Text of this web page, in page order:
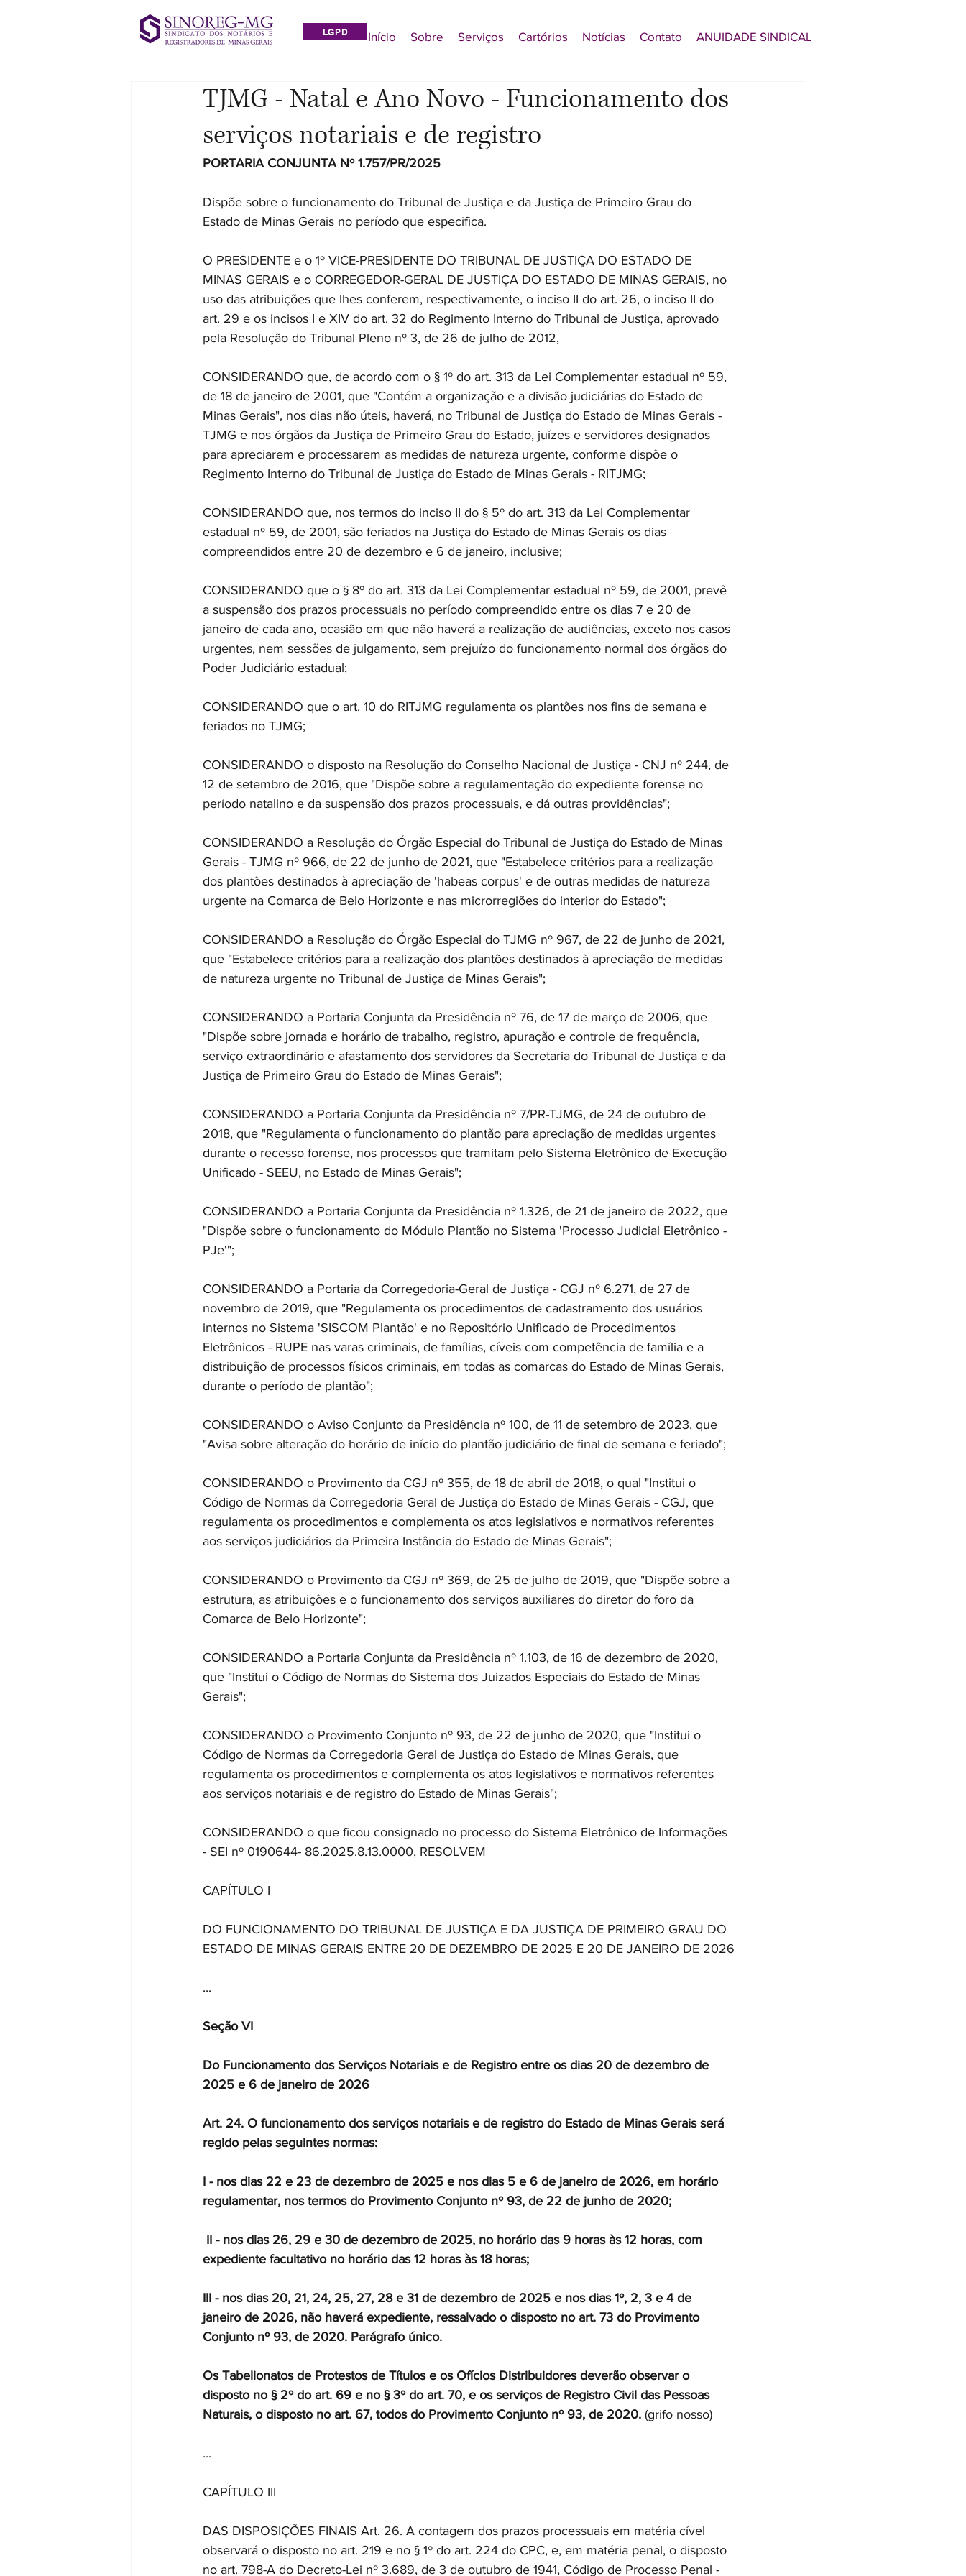
Início Sobre Serviços Cartórios Notícias Contato ANUIDADE SINDICAL
LGPD
TJMG - Natal e Ano Novo - Funcionamento dos
serviços notariais e de registro
PORTARIA CONJUNTA Nº 1.757/PR/2025
Dispõe sobre o funcionamento do Tribunal de Justiça e da Justiça de Primeiro Grau do
Estado de Minas Gerais no período que especifica.
O PRESIDENTE e o 1º VICE-PRESIDENTE DO TRIBUNAL DE JUSTIÇA DO ESTADO DE
MINAS GERAIS e o CORREGEDOR-GERAL DE JUSTIÇA DO ESTADO DE MINAS GERAIS, no
uso das atribuições que lhes conferem, respectivamente, o inciso II do art. 26, o inciso II do
art. 29 e os incisos I e XIV do art. 32 do Regimento Interno do Tribunal de Justiça, aprovado
pela Resolução do Tribunal Pleno nº 3, de 26 de julho de 2012,
CONSIDERANDO que, de acordo com o § 1º do art. 313 da Lei Complementar estadual nº 59,
de 18 de janeiro de 2001, que "Contém a organização e a divisão judiciárias do Estado de
Minas Gerais", nos dias não úteis, haverá, no Tribunal de Justiça do Estado de Minas Gerais -
TJMG e nos órgãos da Justiça de Primeiro Grau do Estado, juízes e servidores designados
para apreciarem e processarem as medidas de natureza urgente, conforme dispõe o
Regimento Interno do Tribunal de Justiça do Estado de Minas Gerais - RITJMG;
CONSIDERANDO que, nos termos do inciso II do § 5º do art. 313 da Lei Complementar
estadual nº 59, de 2001, são feriados na Justiça do Estado de Minas Gerais os dias
compreendidos entre 20 de dezembro e 6 de janeiro, inclusive;
CONSIDERANDO que o § 8º do art. 313 da Lei Complementar estadual nº 59, de 2001, prevê
a suspensão dos prazos processuais no período compreendido entre os dias 7 e 20 de
janeiro de cada ano, ocasião em que não haverá a realização de audiências, exceto nos casos
urgentes, nem sessões de julgamento, sem prejuízo do funcionamento normal dos órgãos do
Poder Judiciário estadual;
CONSIDERANDO que o art. 10 do RITJMG regulamenta os plantões nos fins de semana e
feriados no TJMG;
CONSIDERANDO o disposto na Resolução do Conselho Nacional de Justiça - CNJ nº 244, de
12 de setembro de 2016, que "Dispõe sobre a regulamentação do expediente forense no
período natalino e da suspensão dos prazos processuais, e dá outras providências";
CONSIDERANDO a Resolução do Órgão Especial do Tribunal de Justiça do Estado de Minas
Gerais - TJMG nº 966, de 22 de junho de 2021, que "Estabelece critérios para a realização
dos plantões destinados à apreciação de 'habeas corpus' e de outras medidas de natureza
urgente na Comarca de Belo Horizonte e nas microrregiões do interior do Estado";
CONSIDERANDO a Resolução do Órgão Especial do TJMG nº 967, de 22 de junho de 2021,
que "Estabelece critérios para a realização dos plantões destinados à apreciação de medidas
de natureza urgente no Tribunal de Justiça de Minas Gerais";
CONSIDERANDO a Portaria Conjunta da Presidência nº 76, de 17 de março de 2006, que
"Dispõe sobre jornada e horário de trabalho, registro, apuração e controle de frequência,
serviço extraordinário e afastamento dos servidores da Secretaria do Tribunal de Justiça e da
Justiça de Primeiro Grau do Estado de Minas Gerais";
CONSIDERANDO a Portaria Conjunta da Presidência nº 7/PR-TJMG, de 24 de outubro de
2018, que "Regulamenta o funcionamento do plantão para apreciação de medidas urgentes
durante o recesso forense, nos processos que tramitam pelo Sistema Eletrônico de Execução
Unificado - SEEU, no Estado de Minas Gerais";
CONSIDERANDO a Portaria Conjunta da Presidência nº 1.326, de 21 de janeiro de 2022, que
"Dispõe sobre o funcionamento do Módulo Plantão no Sistema 'Processo Judicial Eletrônico -
PJe'";
CONSIDERANDO a Portaria da Corregedoria-Geral de Justiça - CGJ nº 6.271, de 27 de
novembro de 2019, que "Regulamenta os procedimentos de cadastramento dos usuários
internos no Sistema 'SISCOM Plantão' e no Repositório Unificado de Procedimentos
Eletrônicos - RUPE nas varas criminais, de famílias, cíveis com competência de família e a
distribuição de processos físicos criminais, em todas as comarcas do Estado de Minas Gerais,
durante o período de plantão";
CONSIDERANDO o Aviso Conjunto da Presidência nº 100, de 11 de setembro de 2023, que
"Avisa sobre alteração do horário de início do plantão judiciário de final de semana e feriado";
CONSIDERANDO o Provimento da CGJ nº 355, de 18 de abril de 2018, o qual "Institui o
Código de Normas da Corregedoria Geral de Justiça do Estado de Minas Gerais - CGJ, que
regulamenta os procedimentos e complementa os atos legislativos e normativos referentes
aos serviços judiciários da Primeira Instância do Estado de Minas Gerais";
CONSIDERANDO o Provimento da CGJ nº 369, de 25 de julho de 2019, que "Dispõe sobre a
estrutura, as atribuições e o funcionamento dos serviços auxiliares do diretor do foro da
Comarca de Belo Horizonte";
CONSIDERANDO a Portaria Conjunta da Presidência nº 1.103, de 16 de dezembro de 2020,
que "Institui o Código de Normas do Sistema dos Juizados Especiais do Estado de Minas
Gerais";
CONSIDERANDO o Provimento Conjunto nº 93, de 22 de junho de 2020, que "Institui o
Código de Normas da Corregedoria Geral de Justiça do Estado de Minas Gerais, que
regulamenta os procedimentos e complementa os atos legislativos e normativos referentes
aos serviços notariais e de registro do Estado de Minas Gerais";
CONSIDERANDO o que ficou consignado no processo do Sistema Eletrônico de Informações
- SEI nº 0190644- 86.2025.8.13.0000, RESOLVEM
CAPÍTULO I
DO FUNCIONAMENTO DO TRIBUNAL DE JUSTIÇA E DA JUSTIÇA DE PRIMEIRO GRAU DO
ESTADO DE MINAS GERAIS ENTRE 20 DE DEZEMBRO DE 2025 E 20 DE JANEIRO DE 2026
...
Seção VI
Do Funcionamento dos Serviços Notariais e de Registro entre os dias 20 de dezembro de
2025 e 6 de janeiro de 2026
Art. 24. O funcionamento dos serviços notariais e de registro do Estado de Minas Gerais será
regido pelas seguintes normas:
I - nos dias 22 e 23 de dezembro de 2025 e nos dias 5 e 6 de janeiro de 2026, em horário
regulamentar, nos termos do Provimento Conjunto nº 93, de 22 de junho de 2020;
expediente facultativo no horário das 12 horas às 18 horas;
III - nos dias 20, 21, 24, 25, 27, 28 e 31 de dezembro de 2025 e nos dias 1º, 2, 3 e 4 de
janeiro de 2026, não haverá expediente, ressalvado o disposto no art. 73 do Provimento
Conjunto nº 93, de 2020. Parágrafo único.
Os Tabelionatos de Protestos de Títulos e os Ofícios Distribuidores deverão observar o
disposto no § 2º do art. 69 e no § 3º do art. 70, e os serviços de Registro Civil das Pessoas
Naturais, o disposto no art. 67, todos do Provimento Conjunto nº 93, de 2020. (grifo nosso)
...
CAPÍTULO III
DAS DISPOSIÇÕES FINAIS Art. 26. A contagem dos prazos processuais em matéria cível
observará o disposto no art. 219 e no § 1º do art. 224 do CPC, e, em matéria penal, o disposto
no art. 798-A do Decreto-Lei nº 3.689, de 3 de outubro de 1941, Código de Processo Penal -